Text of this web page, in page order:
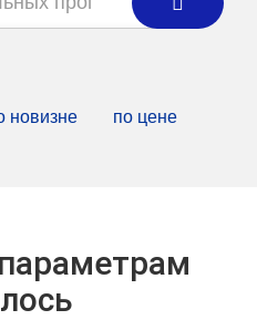
новизне по цене